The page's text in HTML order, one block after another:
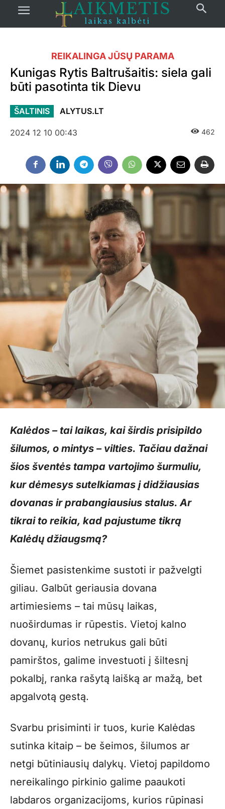
REIKALINGA JŪSŲ PARAMA
Kunigas Rytis Baltrušaitis: siela gali
būti pasotinta tik Dievu
ŠALTINIS ALYTUS.LT
2024 12 10 00:43 462
Kalėdos – tai laikas, kai širdis prisipildo
šilumos, o mintys – vilties. Tačiau dažnai
šios šventės tampa vartojimo šurmuliu,
kur dėmesys sutelkiamas į didžiausias
dovanas ir prabangiausius stalus. Ar
tikrai to reikia, kad pajustume tikrą
Kalėdų džiaugsmą?
Šiemet pasistenkime sustoti ir pažvelgti
giliau. Galbūt geriausia dovana
artimiesiems – tai mūsų laikas,
nuoširdumas ir rūpestis. Vietoj kalno
dovanų, kurios netrukus gali būti
pamirštos, galime investuoti į šiltesnį
pokalbį, ranka rašytą laišką ar mažą, bet
apgalvotą gestą.
Svarbu prisiminti ir tuos, kurie Kalėdas
sutinka kitaip – be šeimos, šilumos ar
netgi būtiniausių dalykų. Vietoj papildomo
nereikalingo pirkinio galime paaukoti
labdaros organizacijoms, kurios rūpinasi